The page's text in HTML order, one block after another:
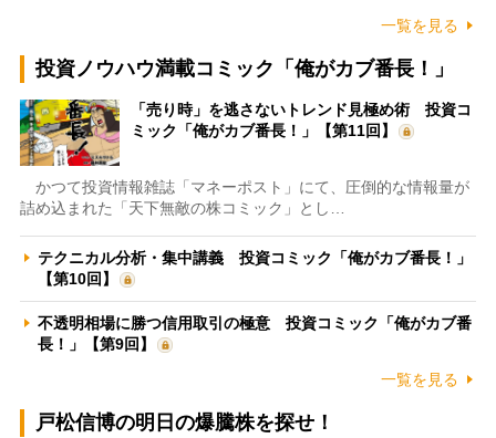
一覧を見る
投資ノウハウ満載コミック「俺がカブ番長！」
「売り時」を逃さないトレンド見極め術 投資コ
ミック「俺がカブ番長！」【第11回】
かつて投資情報雑誌「マネーポスト」にて、圧倒的な情報量が
詰め込まれた「天下無敵の株コミック」とし…
テクニカル分析・集中講義 投資コミック「俺がカブ番長！」
【第10回】
不透明相場に勝つ信用取引の極意 投資コミック「俺がカブ番
長！」【第9回】
一覧を見る
戸松信博の明日の爆騰株を探せ！